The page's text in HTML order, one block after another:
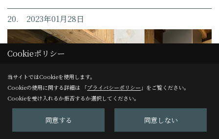
20. 2023年01月28日
Cookieポリシー
当サイトではCookieを使用します。
Cookieの使用に関する詳細は 「プライバシーポリシー 」をご覧ください。
Cookieを受け入れるか拒否するか選択してください。
同意する 同意しない